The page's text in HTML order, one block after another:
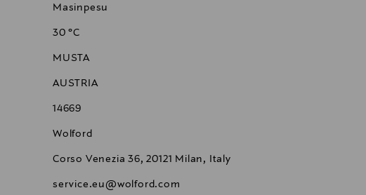
Masinpesu
30 °C
MUSTA
AUSTRIA
14669
Wolford
Corso Venezia 36, 20121 Milan, Italy
service.eu@wolford.com